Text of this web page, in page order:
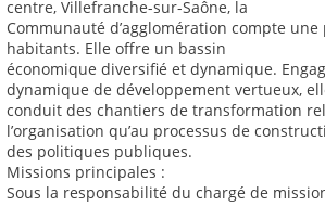
centre, Villefranche-sur-Saône, la
Communauté d’agglomération compte
habitants. Elle offre un bassin
économique diversifié et dynamique.
dynamique de développement vertueux,
conduit des chantiers de transformation
l’organisation qu’au processus de
des politiques publiques.
Missions principales :
Sous la responsabilité du chargé de